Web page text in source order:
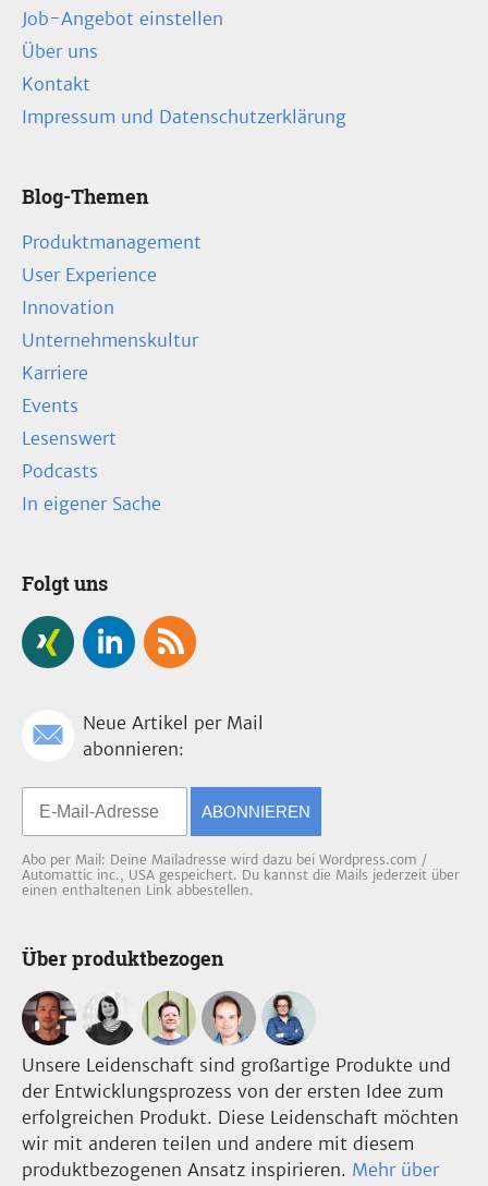
Job-Angebot einstellen
Über uns
Kontakt
Impressum und Datenschutzerklärung
Blog-Themen
Produktmanagement
User Experience
Innovation
Unternehmenskultur
Karriere
Events
Lesenswert
Podcasts
In eigener Sache
Folgt uns
Neue Artikel per Mail
abonnieren:
ABONNIEREN
Abo per Mail: Deine Mailadresse wird dazu bei Wordpress.com /
Automattic inc., USA gespeichert. Du kannst die Mails jederzeit über
einen enthaltenen Link abbestellen.
Über produktbezogen
Unsere Leidenschaft sind großartige Produkte und
der Entwicklungsprozess von der ersten Idee zum
erfolgreichen Produkt. Diese Leidenschaft möchten
wir mit anderen teilen und andere mit diesem
produktbezogenen Ansatz inspirieren. Mehr über